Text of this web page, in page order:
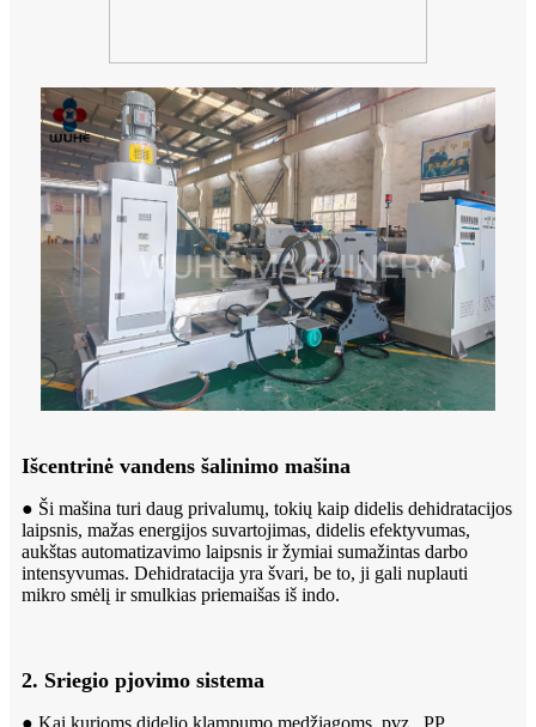
Išcentrinė vandens šalinimo mašina
● Ši mašina turi daug privalumų, tokių kaip didelis dehidratacijos
laipsnis, mažas energijos suvartojimas, didelis efektyvumas,
aukštas automatizavimo laipsnis ir žymiai sumažintas darbo
intensyvumas. Dehidratacija yra švari, be to, ji gali nuplauti
mikro smėlį ir smulkias priemaišas iš indo.
2. Sriegio pjovimo sistema